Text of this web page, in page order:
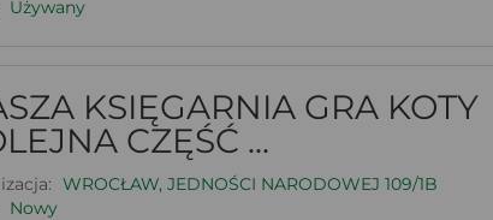
Używany
KSIĘGARNIA GRA KOTY
CZĘŚĆ ...
WROCŁAW, JEDNOŚCI NARODOWEJ 109/1B
Nowy